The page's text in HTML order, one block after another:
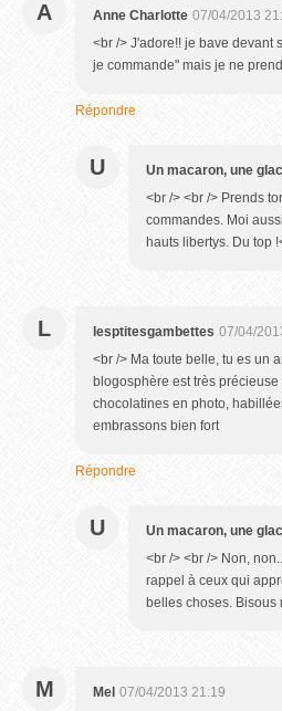
A Anne Charlotte 07/04/2013
<br /> J'adore!! je bave devant
je commande" mais je ne
Répondre
U Un macaron, une
<br /> <br /> Prends
commandes. Moi
hauts libertys. Du top
L lesptitesgambettes 07/04/
<br /> Ma toute belle, tu es un
blogosphère est très
chocolatines en photo,
embrassons bien fort
Répondre
U Un macaron, une
<br /> <br /> Non,
rappel à ceux qui
belles choses. Bisous
M Mel 07/04/2013 21:19